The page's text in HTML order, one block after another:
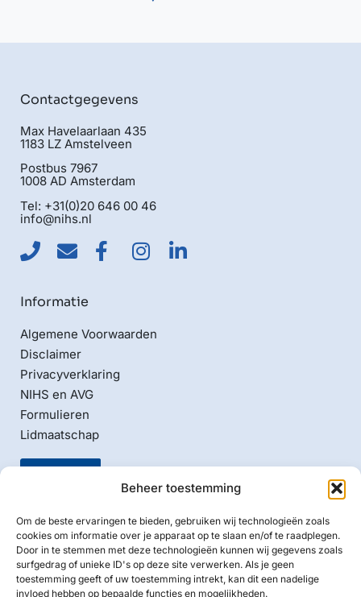
Beheer toestemming
Om de beste ervaringen te bieden, gebruiken wij technologieën zoals
cookies om informatie over je apparaat op te slaan en/of te raadplegen.
Door in te stemmen met deze technologieën kunnen wij gegevens zoals
surfgedrag of unieke ID's op deze site verwerken. Als je geen
toestemming geeft of uw toestemming intrekt, kan dit een nadelige
invloed hebben op bepaalde functies en mogelijkheden.
Contactgegevens
Max Havelaarlaan 435
1183 LZ Amstelveen
Postbus 7967
1008 AD Amsterdam
Tel: +31(0)20 646 00 46
info@nihs.nl
Informatie
Algemene Voorwaarden
Disclaimer
Privacyverklaring
NIHS en AVG
Formulieren
Lidmaatschap
Naam ANBI:
Nederlands Israelitische Hoofd Synagoge Amsterdam